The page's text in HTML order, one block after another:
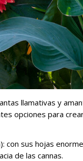
llamativas y
opciones para
con sus hojas
de las cannas.